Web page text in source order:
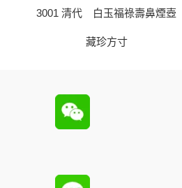
3001 清代 白玉福祿壽鼻煙壺
藏珍方寸